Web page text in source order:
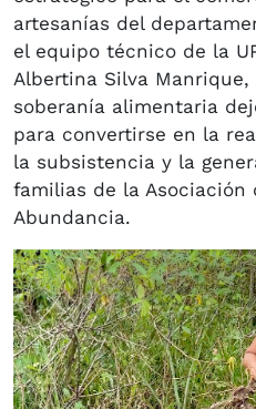
artesanías del
el equipo técnico de la
Albertina Silva
soberanía alimentaria
para convertirse en la
la subsistencia y la
familias de la Asociación
Abundancia.